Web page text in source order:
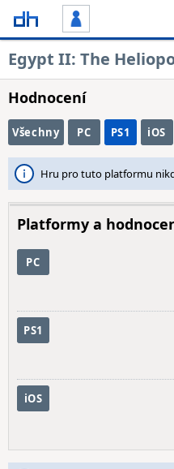
Egypt II: The
Hodnocení
Všechny PC PS1 iOS
Hru pro tuto platformu
Platformy a
PC
PS1
iOS